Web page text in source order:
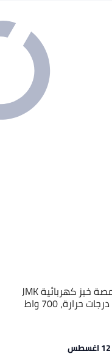
Jamaky Italy توستر محمصة خبز كهربائية JMK
12 اغسطس